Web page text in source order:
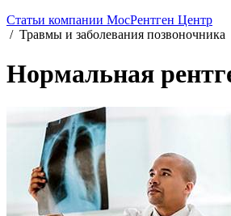
Статьи компании МосРентген Центр
/ Травмы и заболевания позвоночника
Нормальная